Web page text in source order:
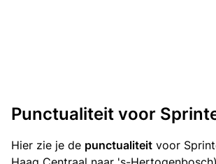
Punctualiteit voor
Hier zie je de punctualiteit voor